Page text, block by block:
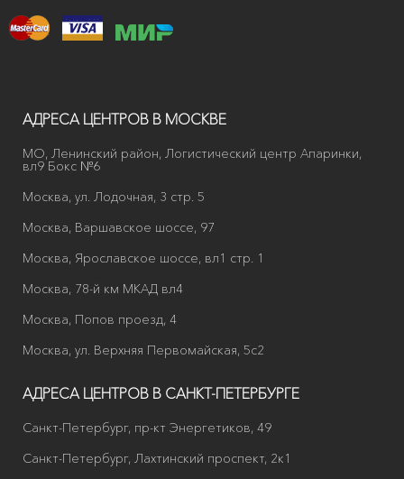
АДРЕСА ЦЕНТРОВ В МОСКВЕ
МО, Ленинский район, Логистический центр Апаринки,
вл9 Бокс №6
Москва, ул. Лодочная, 3 стр. 5
Москва, Варшавское шоссе, 97
Москва, Ярославское шоссе, вл1 стр. 1
Москва, 78-й км МКАД вл4
Москва, Попов проезд, 4
Москва, ул. Верхняя Первомайская, 5с2
АДРЕСА ЦЕНТРОВ В САНКТ-ПЕТЕРБУРГЕ
Санкт-Петербург, пр-кт Энергетиков, 49
Санкт-Петербург, Лахтинский проспект, 2к1